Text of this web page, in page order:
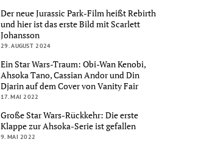
Der neue Jurassic Park-Film heißt Rebirth
und hier ist das erste Bild mit Scarlett
Johansson
29. AUGUST 2024
Ein Star Wars-Traum: Obi-Wan Kenobi,
Ahsoka Tano, Cassian Andor und Din
Djarin auf dem Cover von Vanity Fair
17. MAI 2022
Große Star Wars-Rückkehr: Die erste
Klappe zur Ahsoka-Serie ist gefallen
9. MAI 2022